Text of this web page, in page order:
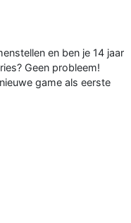
en ben je 14 jaar
Geen probleem!
game als eerste